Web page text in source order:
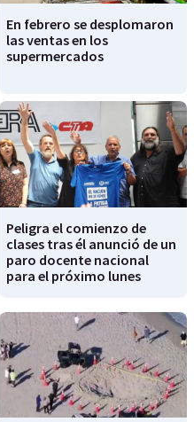
En febrero se desplomaron
las ventas en los
supermercados
Peligra el comienzo de
clases tras él anunció de un
paro docente nacional
para el próximo lunes